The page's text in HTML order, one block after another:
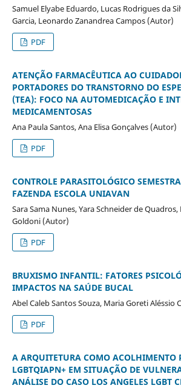
Samuel Elyabe Eduardo, Lucas Rodrigues da
Garcia, Leonardo Zanandrea Campos (Autor)
PDF
ATENÇÃO FARMACÊUTICA AO
PORTADORES DO TRANSTORNO DO
(TEA): FOCO NA AUTOMEDICAÇÃO E
MEDICAMENTOSAS
Ana Paula Santos, Ana Elisa Gonçalves (Autor)
PDF
CONTROLE PARASITOLÓGICO
FAZENDA ESCOLA UNIAVAN
Sara Sama Nunes, Yara Schneider de
Goldoni (Autor)
PDF
BRUXISMO INFANTIL: FATORES
IMPACTOS NA SAÚDE BUCAL
Abel Caleb Santos Souza, Maria Goreti Aléssio
PDF
A ARQUITETURA COMO ACOLHIMENTO
LGBTQIAPN+ EM SITUAÇÃO DE
ANÁLISE DO CASO LOS ANGELES LGBT